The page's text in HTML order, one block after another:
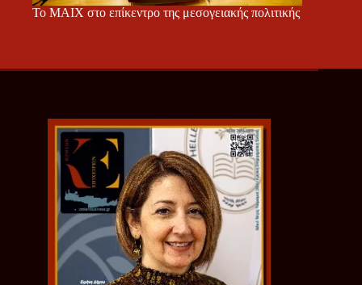
Το ΜΑΙΧ στο επίκεντρο της μεσογειακής πολιτικής